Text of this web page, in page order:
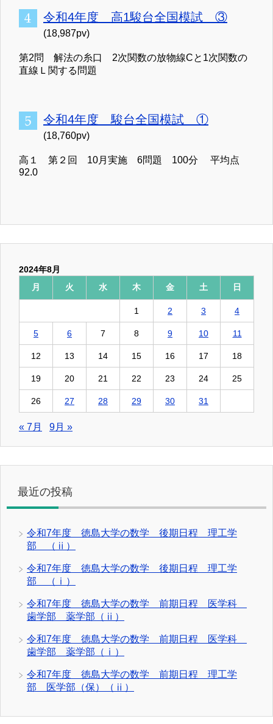
令和4年度 高1駿台全国模試 ③
(18,987pv)
第2問 解法の糸口 2次関数の放物線Cと1次関数の
直線Ｌ関する問題
令和4年度 駿台全国模試 ①
(18,760pv)
高１ 第２回 10月実施 6問題 100分 平均点
92.0
2024年8月
月
火 水 木 金 土 日
1 2 3 4
5 6 7 8 9 10 11
12 13 14 15 16 17 18
19 20 21 22 23 24 25
26 27 28 29 30 31
« 7月 9月 »
最近の投稿
令和7年度 徳島大学の数学 後期日程 理工学
部 （ⅱ）
令和7年度 徳島大学の数学 後期日程 理工学
部 （ⅰ）
令和7年度 徳島大学の数学 前期日程 医学科
歯学部 薬学部（ⅱ）
令和7年度 徳島大学の数学 前期日程 医学科
歯学部 薬学部（ⅰ）
令和7年度 徳島大学の数学 前期日程 理工学
部 医学部（保）（ⅱ）